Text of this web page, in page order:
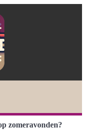
zomeravonden?